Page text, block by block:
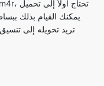
تريد تحويله إلى